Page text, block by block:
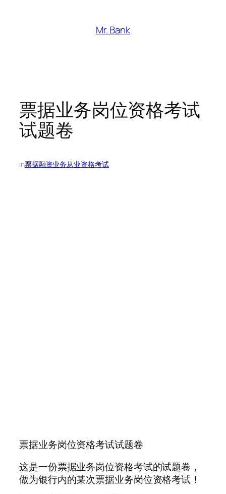
Mr. Bank
票据业务岗位资格考试
试题卷
in票据融资业务从业资格考试
票据业务岗位资格考试试题卷
这是一份票据业务岗位资格考试的试题卷，
做为银行内的某次票据业务岗位资格考试！